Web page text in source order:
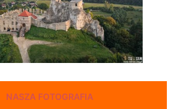
NASZA FOTOGRAFIA